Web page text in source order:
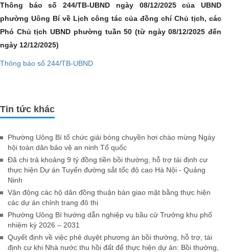
Thông báo số 244/TB-UBND ngày 08/12/2025 của UBND
phường Uông Bí về Lịch công tác của đồng chí Chủ tịch, các
Phó Chủ tịch UBND phường tuần 50 (từ ngày 08/12/2025 đến
ngày 12/12/2025)
Thông báo số 244/TB-UBND
Tin tức khác
Phường Uông Bí tổ chức giải bóng chuyền hơi chào mừng Ngày
hội toàn dân bảo vệ an ninh Tổ quốc
Đã chi trả khoảng 9 tỷ đồng tiền bồi thường, hỗ trợ tái định cư
thực hiện Dự án Tuyến đường sắt tốc độ cao Hà Nội - Quảng
Ninh
Vận động các hộ dân đồng thuận bàn giao mặt bằng thực hiện
các dự án chỉnh trang đô thị
Phường Uông Bí hướng dẫn nghiệp vụ bầu cử Trưởng khu phố
nhiệm kỳ 2026 – 2031
Quyết định về việc phê duyệt phương án bồi thường, hỗ trợ, tái
định cư khi Nhà nước thu hồi đất để thực hiện dự án: Bồi thường,